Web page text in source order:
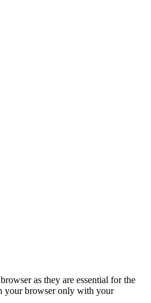
as they are essential for the
your browser only with your